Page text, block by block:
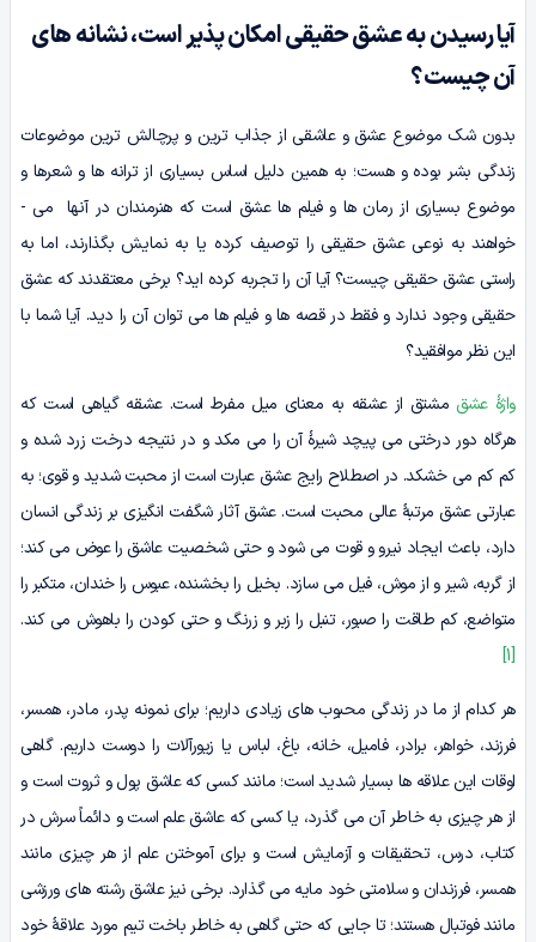
آیا رسیدن به عشق حقیقی امکان پذیر است، نشانه های
آن چیست؟
بدون شک موضوع عشق و عاشقی از جذاب­ ترین و پرچالش­ ترین موضوعات
زندگی بشر بوده و هست؛ به همین دلیل اساس بسیاری از ترانه­ ها و شعرها و
موضوع بسیاری از رمان ها و فیلم ­ها عشق است که هنرمندان در آن­ها می ­
خواهند به نوعی عشق حقیقی را توصیف کرده یا به نمایش بگذارند، اما به
راستی عشق حقیقی چیست؟ آیا آن را تجربه کرده ­اید؟ برخی معتقدند که عشق
حقیقی وجود ندارد و فقط در قصه­ ها و فیلم ­ها می ­توان آن را دید. آیا شما با
این نظر موافقید؟
واژۀ عشق مشتق از عشقه به معنای میل مفرط است. عشقه گیاهی است که
هرگاه دور درختی می­ پیچد شیرۀ آن را می‌ مکد و در نتیجه درخت زرد شده و
کم­ کم می ­خشکد. در اصطلاح رایج عشق عبارت است از محبت شدید و قوی؛ به
عبارتی عشق مرتبۀ عالی محبت است. عشق آثار شگفت­ انگیزی بر زندگی انسان
دارد، باعث ایجاد نیرو و قوت می­ شود و حتی شخصیت عاشق را عوض می کند؛
از گربه، شیر و از موش، فیل می­ سازد. بخیل را بخشنده، عبوس را خندان، متکبر را
متواضع، کم­ طاقت را صبور، تنبل را زبر و زرنگ و حتی کودن را باهوش می ­کند.
[1]
هر کدام از ما در زندگی محبوب ­های زیادی داریم؛ برای نمونه پدر، مادر، همسر،
فرزند، خواهر، برادر، فامیل، خانه، باغ، لباس­ یا زیورآلات را دوست داریم. گاهی
اوقات این علاقه ­ها بسیار شدید است؛ مانند کسی که عاشق پول و ثروت است و
از هر چیزی به خاطر آن می ­گذرد، یا کسی که عاشق علم است و دائماً سرش در
کتاب، درس، تحقیقات و آزمایش است و برای آموختن علم از هر چیزی مانند
همسر، فرزندان و سلامتی خود مایه می­ گذارد. برخی نیز عاشق رشته ­های ورزشی
مانند فوتبال هستند؛ تا جایی که حتی گاهی به خاطر باخت تیم مورد علاقۀ خود